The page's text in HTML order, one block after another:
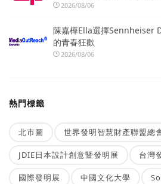
2026/08/06
陳嘉樺Ella選擇Sennheiser
的青春狂歡
2026/08/06
熱門標籤
北市圖 世界發明智慧財產聯盟總
JDIE日本設計創意暨發明展 台灣
國際發明展 中國文化大學